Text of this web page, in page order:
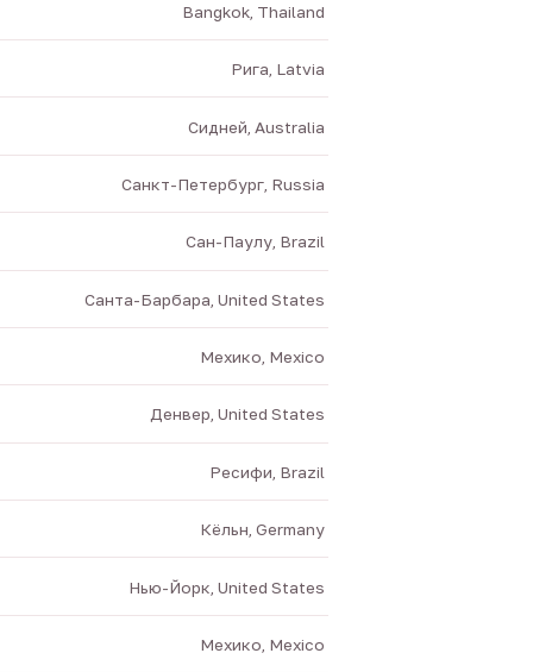
Bangkok, Thailand
Рига, Latvia
Сидней, Australia
Санкт-Петербург, Russia
Сан-Паулу, Brazil
Санта-Барбара, United States
Мехико, Mexico
Денвер, United States
Ресифи, Brazil
Кёльн, Germany
Нью-Йорк, United States
Мехико, Mexico